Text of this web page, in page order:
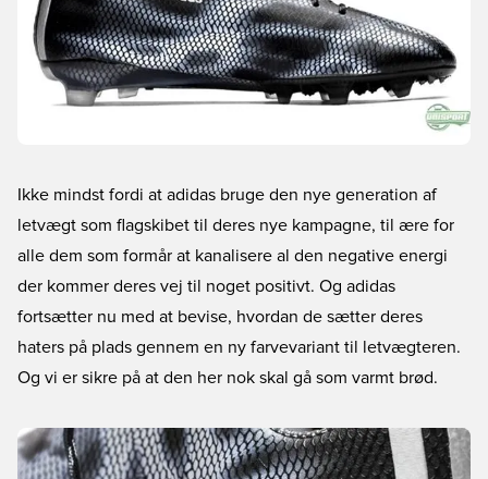
Ikke mindst fordi at adidas bruge den nye generation af
letvægt som flagskibet til deres nye kampagne, til ære for
alle dem som formår at kanalisere al den negative energi
der kommer deres vej til noget positivt. Og adidas
fortsætter nu med at bevise, hvordan de sætter deres
haters på plads gennem en ny farvevariant til letvægteren.
Og vi er sikre på at den her nok skal gå som varmt brød.